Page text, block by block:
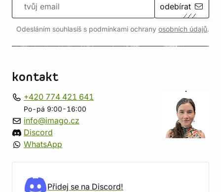
odebírat
Odesláním souhlasíš s podmínkami ochrany osobních údajů.
kontakt
+420 774 421 641
Po-pá 9:00-16:00
info@imago.cz
Discord
WhatsApp
Přidej se na Discord!